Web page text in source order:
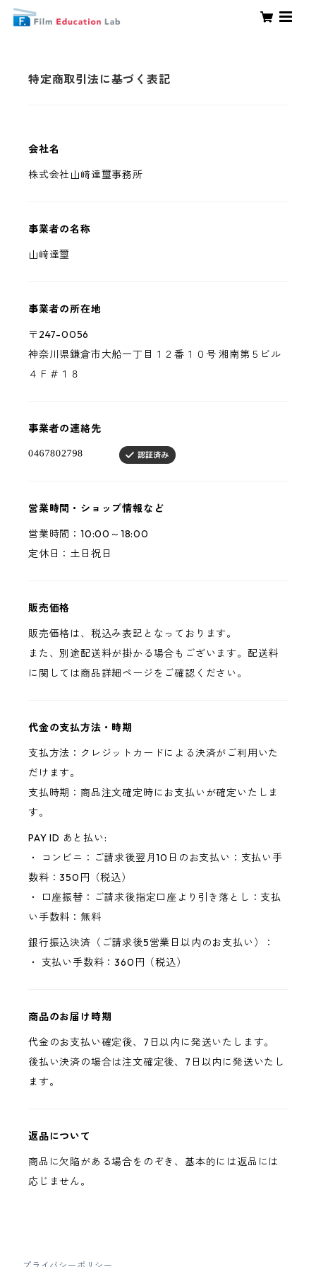
特定商取引法に基づく表記
会社名
株式会社山﨑達璽事務所
事業者の名称
山﨑達璽
事業者の所在地
〒247-0056
神奈川県鎌倉市大船一丁目１２番１０号 湘南第５ビル
４Ｆ＃１８
事業者の連絡先
営業時間・ショップ情報など
営業時間：10:00～18:00
定休日：土日祝日
販売価格
販売価格は、税込み表記となっております。
また、別途配送料が掛かる場合もございます。配送料
に関しては商品詳細ページをご確認ください。
代金の支払方法・時期
支払方法：クレジットカードによる決済がご利用いた
だけます。
支払時期：商品注文確定時にお支払いが確定いたしま
す。
PAY ID あと払い:
・ コンビニ：ご請求後翌月10日のお支払い：支払い手
数料：350円（税込）
・ 口座振替：ご請求後指定口座より引き落とし：支払
い手数料：無料
銀行振込決済（ご請求後5営業日以内のお支払い）：
・ 支払い手数料：360円（税込）
商品のお届け時期
代金のお支払い確定後、7日以内に発送いたします。
後払い決済の場合は注文確定後、7日以内に発送いたし
ます。
返品について
商品に欠陥がある場合をのぞき、基本的には返品には
応じません。